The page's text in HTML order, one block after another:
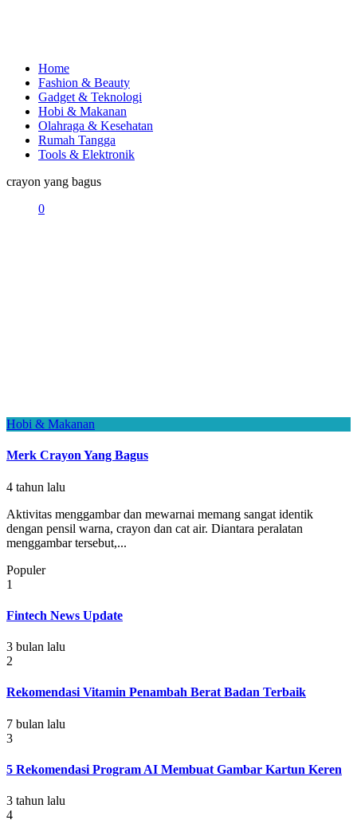
Home
Fashion & Beauty
Gadget & Teknologi
Hobi & Makanan
Olahraga & Kesehatan
Rumah Tangga
Tools & Elektronik
crayon yang bagus
0
Hobi & Makanan
Merk Crayon Yang Bagus
4 tahun lalu
Aktivitas menggambar dan mewarnai memang sangat identik
dengan pensil warna, crayon dan cat air. Diantara peralatan
menggambar tersebut,...
Populer
1
Fintech News Update
3 bulan lalu
2
Rekomendasi Vitamin Penambah Berat Badan Terbaik
7 bulan lalu
3
5 Rekomendasi Program AI Membuat Gambar Kartun Keren
3 tahun lalu
4